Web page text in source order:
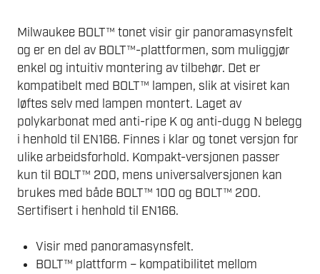
Milwaukee BOLT™ tonet visir gir panoramasynsfelt
og er en del av BOLT™-plattformen, som muliggjør
enkel og intuitiv montering av tilbehør. Det er
kompatibelt med BOLT™ lampen, slik at visiret kan
løftes selv med lampen montert. Laget av
polykarbonat med anti-ripe K og anti-dugg N belegg
i henhold til EN166. Finnes i klar og tonet versjon for
ulike arbeidsforhold. Kompakt-versjonen passer
kun til BOLT™ 200, mens universalversjonen kan
brukes med både BOLT™ 100 og BOLT™ 200.
Sertifisert i henhold til EN166.
Visir med panoramasynsfelt.
BOLT™ plattform – kompatibilitet mellom